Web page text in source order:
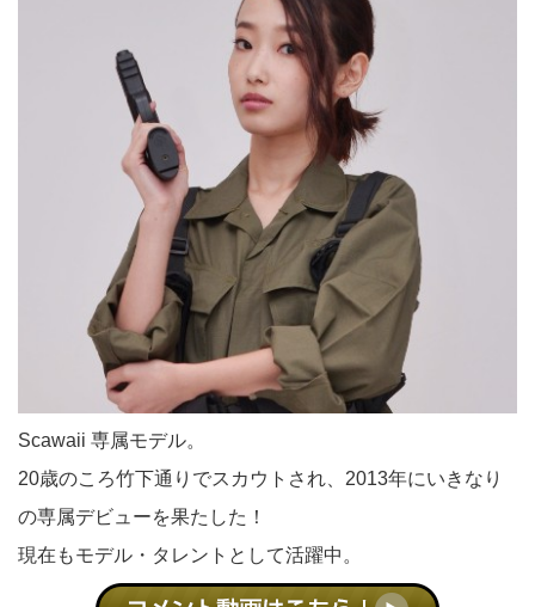
Scawaii 専属モデル。
20歳のころ竹下通りでスカウトされ、2013年にいきなり
の専属デビューを果たした！
現在もモデル・タレントとして活躍中。